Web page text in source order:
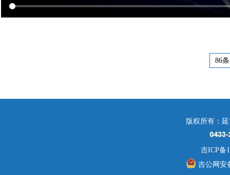
86条
版权所有：
吉ICP备
吉公网安